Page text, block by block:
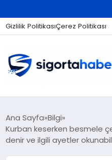
Gizlilik PolitikasıÇerez Politikası
SIGORTA
Ana Sayfa Bilgi
Kurban keserken besmele
denir ve ilgili ayetler